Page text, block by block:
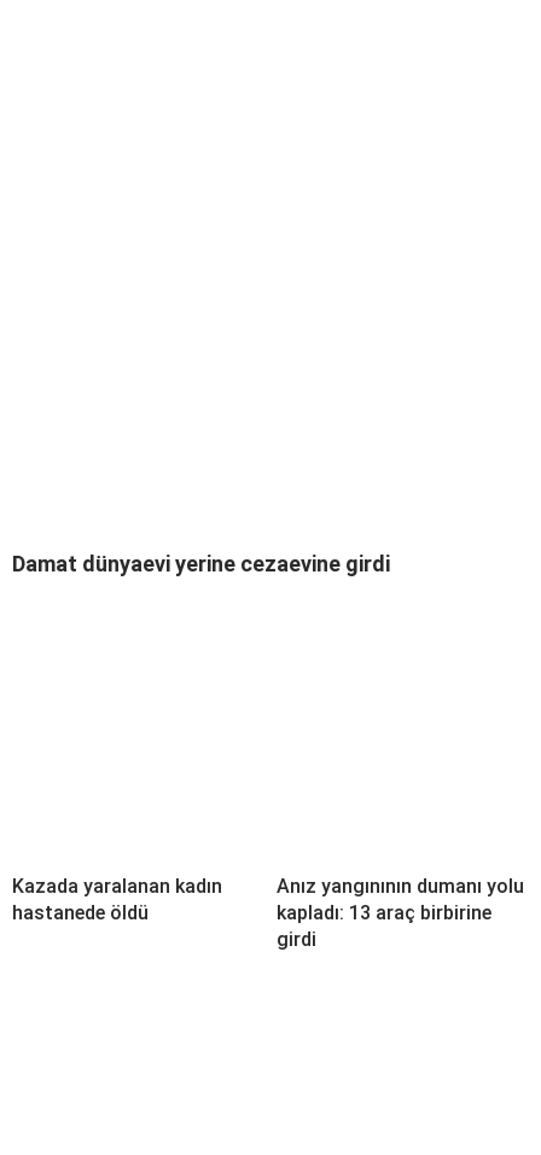
Damat dünyaevi yerine cezaevine girdi
Kazada yaralanan kadın
hastanede öldü
Anız yangınının dumanı yolu
kapladı: 13 araç birbirine
girdi